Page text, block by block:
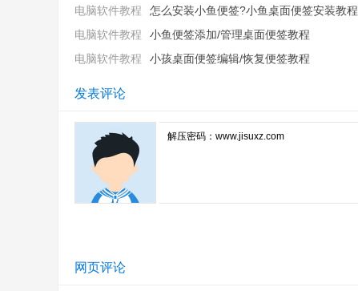
电脑软件教程
怎么安装小鱼便签?小鱼桌面便签安装教程
电脑软件教程
小鱼便签添加/管理桌面便签教程
电脑软件教程
小孩桌面便签编辑/恢复便签教程
发表评论
网页评论